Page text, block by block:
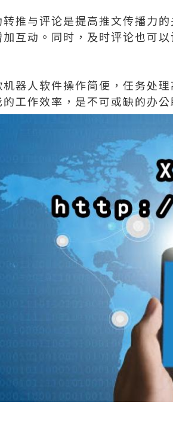
转推与评论是提高推文传播力
加互动。同时，及时评论也可
机器人软件操作简便，任务处
的工作效率，是不可或缺的办